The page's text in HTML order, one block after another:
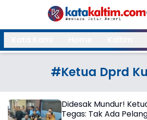
Daerah
Kukar
Samarinda
Bontang
Balikpapan
Kubar
Kutim
PPU
Mahulu
Search
#Ketua Dprd
Didesak Mundur!
Tegas: Tak Ada